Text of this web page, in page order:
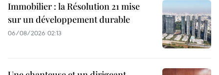
Immobilier : la Résolution 21 mise
sur un développement durable
06/08/2026 02:13